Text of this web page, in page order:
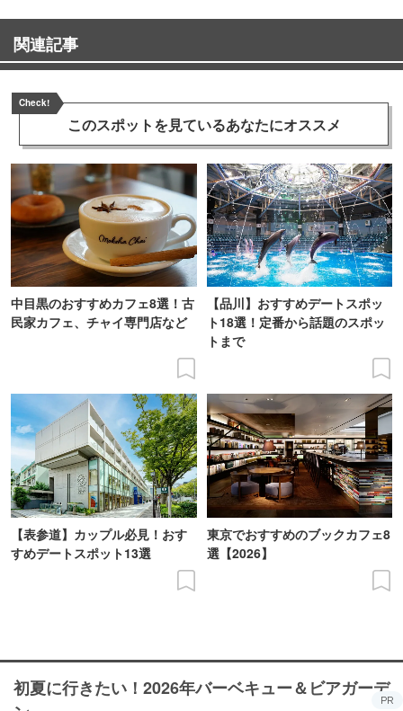
関連記事
Check!
このスポットを見ているあなたにオススメ
中目黒のおすすめカフェ8選！古
民家カフェ、チャイ専門店など
【品川】おすすめデートスポッ
ト18選！定番から話題のスポッ
トまで
【表参道】カップル必見！おす
すめデートスポット13選
東京でおすすめのブックカフェ8
選【2026】
初夏に行きたい！2026年バーベキュー＆ビアガーデ
PR